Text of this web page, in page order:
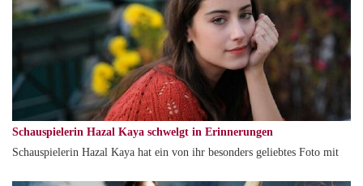
Schauspielerin Hazal Kaya schwelgt in Erinnerungen
Schauspielerin Hazal Kaya hat ein von ihr besonders geliebtes Foto mit